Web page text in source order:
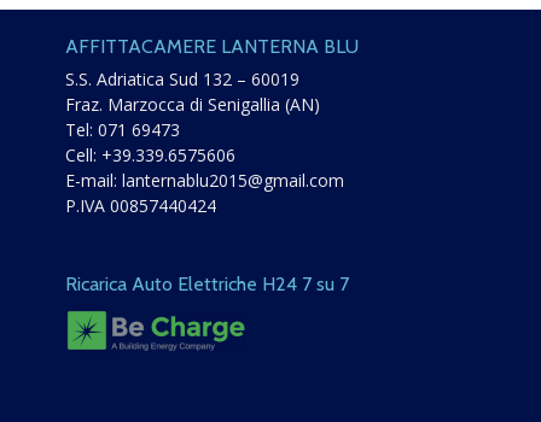
AFFITTACAMERE LANTERNA BLU
S.S. Adriatica Sud 132 – 60019
Fraz. Marzocca di Senigallia (AN)
Tel: 071 69473
Cell: +39.339.6575606
E-mail: lanternablu2015@gmail.com
P.IVA 00857440424
Ricarica Auto Elettriche H24 7 su 7